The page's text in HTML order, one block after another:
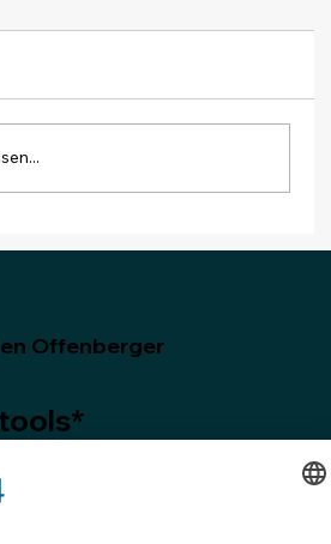
Dezember 2025:
Offenberger